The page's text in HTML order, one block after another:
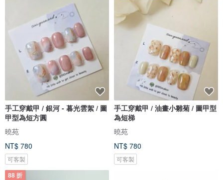
手工穿戴甲 / 銀河 - 暮光雲絮 / 圖
甲型為短方圓
曉苑
NT$ 780
可客製
手工穿戴甲 / 油畫小雛菊 / 圖甲型
為短梯
曉苑
NT$ 780
可客製
88 折